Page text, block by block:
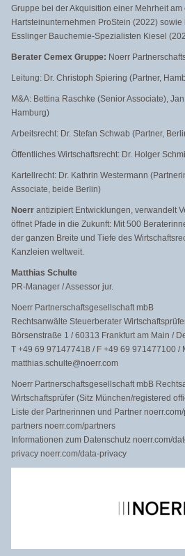
Gruppe bei der Akquisition einer Mehrheit am
Hartsteinunternehmen ProStein (2022)
Esslinger Bauchemie-Spezialisten Kiesel
Berater Cemex Gruppe: Noerr
Leitung: Dr. Christoph Spiering (Partner,
M&A: Bettina Raschke (Senior Associate),
Hamburg)
Arbeitsrecht: Dr. Stefan Schwab (Partner,
Öffentliches Wirtschaftsrecht: Dr. Holger
Kartellrecht: Dr. Kathrin Westermann
Associate, beide Berlin)
Noerr antizipiert Entwicklungen, verwandelt
öffnet Pfade in die Zukunft: Mit 500
der ganzen Breite und Tiefe des
Kanzleien weltweit.
Matthias Schulte
PR-Manager / Assessor jur.
Noerr Partnerschaftsgesellschaft mbB
Rechtsanwälte Steuerberater
Börsenstraße 1 / 60313 Frankfurt am Main /
T +49 69 971477418 / F +49 69 971477100 /
matthias.schulte@noerr.com
Noerr Partnerschaftsgesellschaft mbB
Wirtschaftsprüfer (Sitz München/registered
Liste der Partnerinnen und Partner
partners noerr.com/partners
Informationen zum Datenschutz noerr.com/
privacy noerr.com/data-privacy